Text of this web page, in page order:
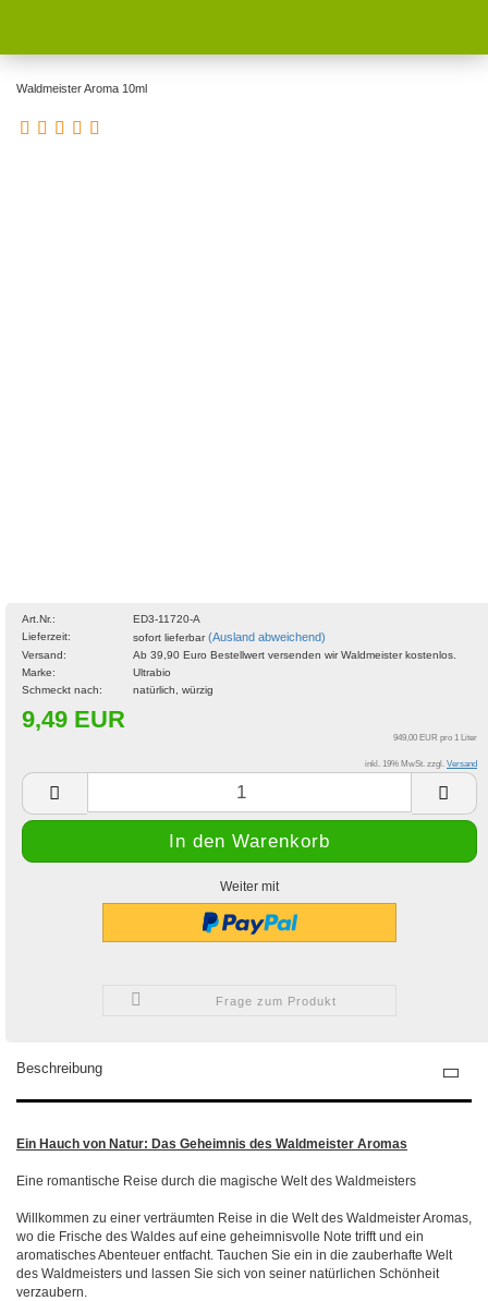
Waldmeister Aroma 10ml
Art.Nr.:
ED3-11720-A
Lieferzeit:
sofort lieferbar(Ausland abweichend)
Versand:
Ab 39,90 Euro Bestellwert versenden wir Waldmeister kostenlos.
Marke:
Ultrabio
Schmeckt nach:
natürlich, würzig
9,49 EUR
949,00 EUR pro 1 Liter
inkl. 19% MwSt. zzgl. Versand
Weiter mit
Frage zum Produkt
Beschreibung
Ein Hauch von Natur: Das Geheimnis des Waldmeister Aromas
Eine romantische Reise durch die magische Welt des Waldmeisters
Willkommen zu einer verträumten Reise in die Welt des Waldmeister Aromas,
wo die Frische des Waldes auf eine geheimnisvolle Note trifft und ein
aromatisches Abenteuer entfacht. Tauchen Sie ein in die zauberhafte Welt
des Waldmeisters und lassen Sie sich von seiner natürlichen Schönheit
verzaubern.